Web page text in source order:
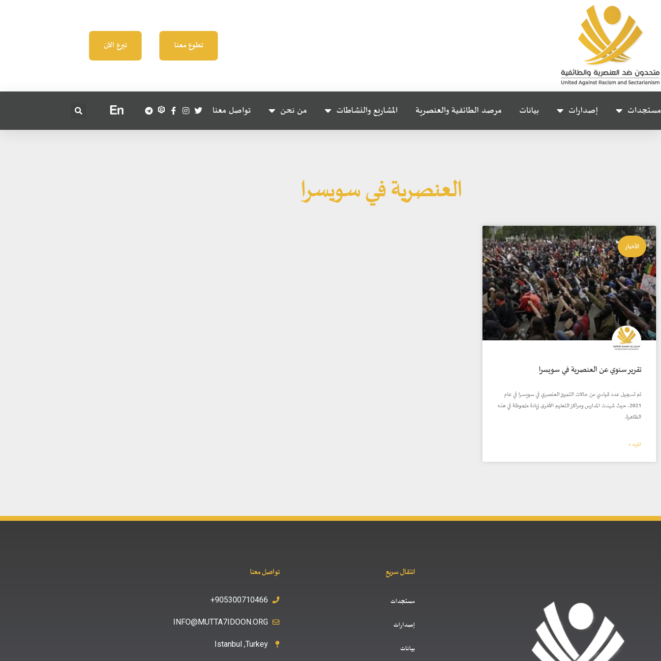
تطوع معنا تبرع الآن
مستجدات إصدارات بيانات مرصد الطائفية والعنصرية المشاريع والنشاطات من نحن تواصل معنا
العنصرية في سويسرا
الأخبار
تقرير سنوي عن العنصرية في سويسرا
تم تسجيل عدد قياسي من حالات التمييز العنصري في سويسرا في عام
2021، حيث شهدت المدارس ومراكز التعليم الأخرى زيادة ملحوظة في هذه
الظاهرة.
المزيد »
انتقال سريع
مستجدات
إصدارات
بيانات
تواصل معنا
905300710466+
INFO@MUTTA7IDOON.ORG
Istanbul ,Turkey